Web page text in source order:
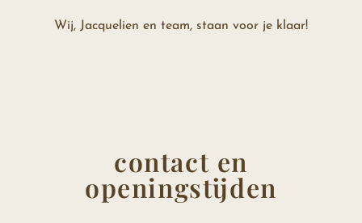
Wij, Jacquelien en team, staan voor je klaar!
contact en
openingstijden